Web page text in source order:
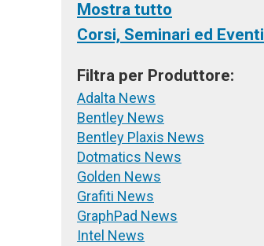
Mostra tutto
Corsi, Seminari ed Eventi
Filtra per Produttore:
Adalta News
Bentley News
Bentley Plaxis News
Dotmatics News
Golden News
Grafiti News
GraphPad News
Intel News